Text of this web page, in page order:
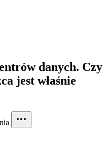
danych. Czy
jest właśnie